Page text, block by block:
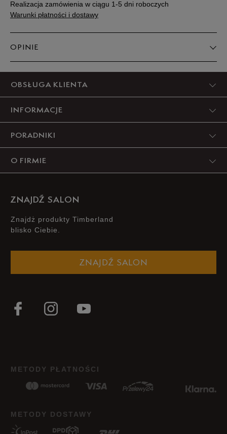
Realizacja zamówienia w ciągu 1-5 dni roboczych
Warunki płatności i dostawy
OPINIE
OBSŁUGA KLIENTA
INFORMACJE
PORADNIKI
O FIRMIE
ZNAJDŹ SALON
Znajdż produkty Timberland
blisko Ciebie.
ZNAJDŹ SALON
METODY PŁATNOŚCI
METODY DOSTAWY